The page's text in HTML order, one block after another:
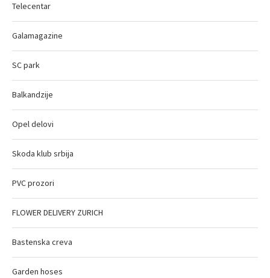
Telecentar
Galamagazine
SC park
Balkandzije
Opel delovi
Skoda klub srbija
PVC prozori
FLOWER DELIVERY ZURICH
Bastenska creva
Garden hoses